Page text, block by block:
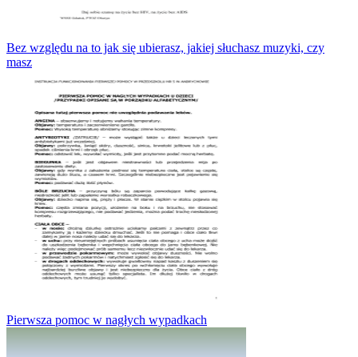
Bez względu na to jak się ubierasz, jakiej słuchasz muzyki, czy
masz
Pierwsza pomoc w nagłych wypadkach